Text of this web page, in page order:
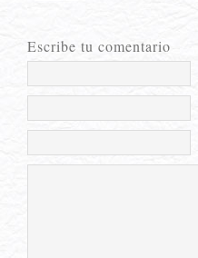
Escribe tu comentario